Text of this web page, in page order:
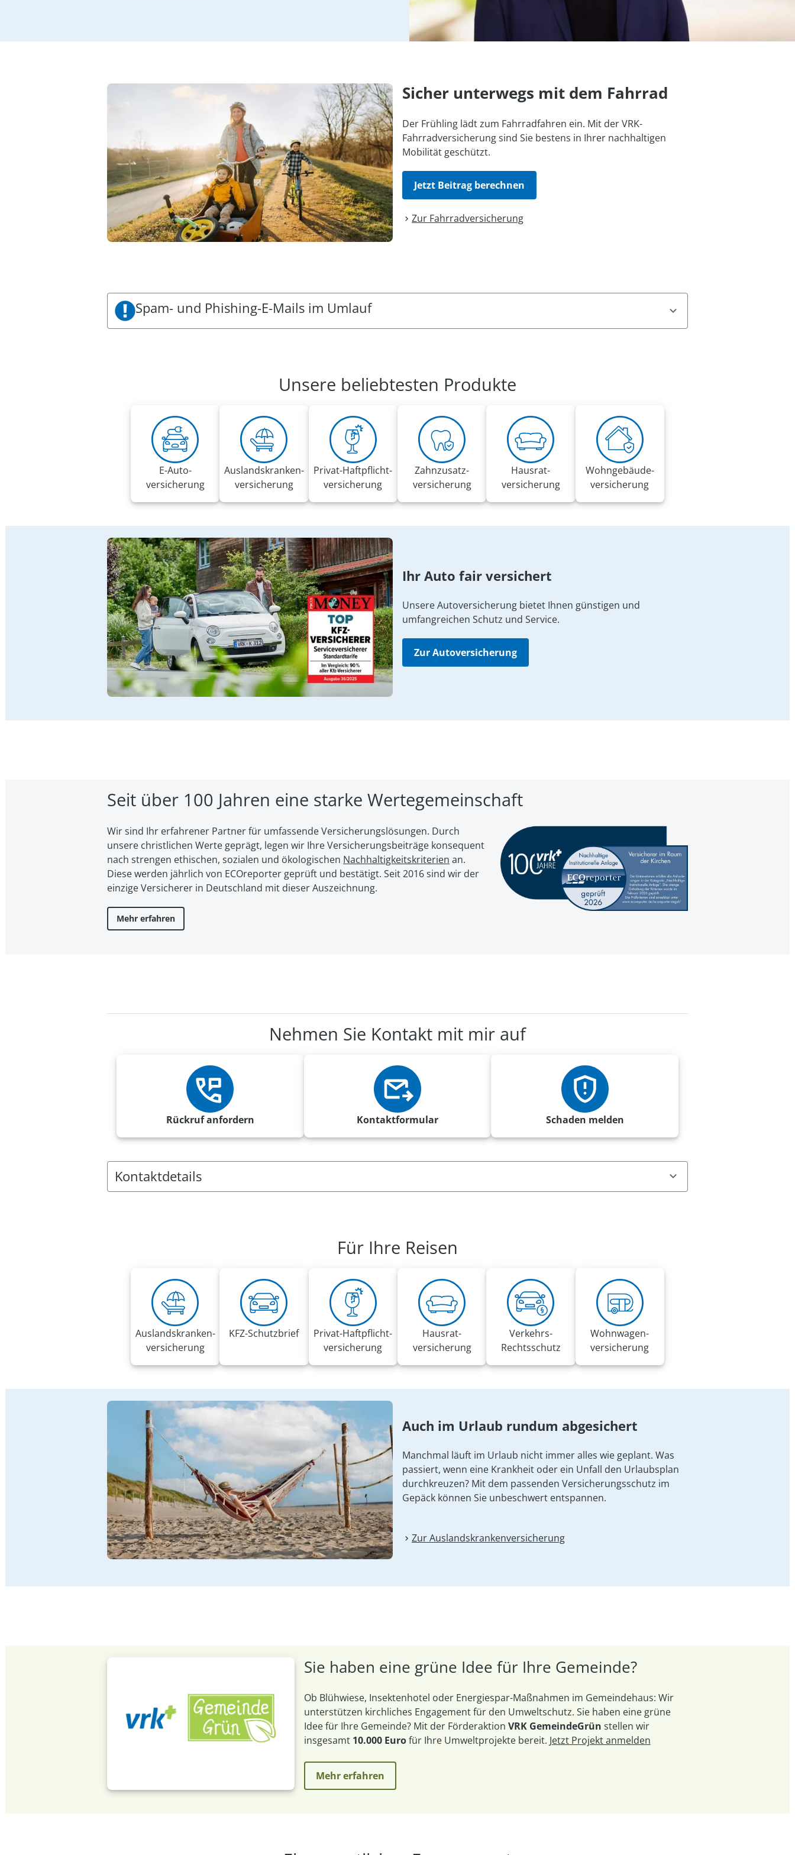
Sicher unterwegs mit dem Fahrrad
Der Frühling lädt zum Fahrradfahren ein. Mit der VRK-
Fahrradversicherung sind Sie bestens in Ihrer nachhaltigen
Mobilität geschützt.
Jetzt Beitrag berechnen
Zur Fahrrad­versicherung
Spam- und Phishing-E-Mails im Umlauf
Es gelten folgende Handlungsempfehlungen:
Klicken Sie keine Links und Anhänge an und geben Sie keinerlei Informationen weiter
Bitte löschen Sie die E-Mail
Nutzen Sie 2-Faktor-Authentifizierung
Bitte beachten Sie in diesem Zusammenhang den Phishing-Radar mit aktuellen Warnungen der Verbraucherzentralen.
Unsere beliebtesten Produkte
E-Auto­
versicherung
Auslandskranken­
versicherung
Privat-Haft­pflicht­
versicherung
Zahnzusatz­
versicherung
Hausrat­
versicherung
Wohngebäude­
versicherung
Ihr Auto fair versichert
Unsere Autoversicherung bietet Ihnen günstigen und
umfangreichen Schutz und Service.
Zur Autoversicherung
Seit über 100 Jahren eine starke Wertegemeinschaft
Wir sind Ihr erfahrener Partner für umfassende Versicherungslösungen. Durch
unsere christ­li­chen Werte geprägt, legen wir Ihre Ver­si­che­rungs­bei­trä­ge kon­se­quent
nach strengen ethischen, sozialen und öko­lo­gi­schen Nach­hal­tig­keits­kri­te­ri­en an.
Diese werden jährlich von ECOreporter geprüft und bestätigt. Seit 2016 sind wir der
einzige Versicherer in Deutschland mit dieser Auszeichnung.
Mehr erfahren
Nehmen Sie Kontakt mit mir auf
Rückruf anfordern Kontaktformular Schaden melden
Kontaktdetails
Mobil
eduard.enbrecht@vrk-ad.de
Für Ihre Reisen
Auslandskranken­
versicherung
KFZ-Schutzbrief
Privat-Haft­pflicht­
versicherung
Hausrat­
versicherung
Verkehrs-
Rechtsschutz
Wohnwagen­
versicherung
Auch im Urlaub rundum abgesichert
Manchmal läuft im Urlaub nicht immer alles wie geplant. Was
passiert, wenn eine Krankheit oder ein Unfall den Urlaubsplan
durchkreuzen? Mit dem passenden Versicherungsschutz im
Gepäck können Sie unbeschwert entspannen.
Zur Auslandskranken­versicherung
Sie haben eine grüne Idee für Ihre Gemeinde?
Ob Blühwiese, Insektenhotel oder Energiespar-Maßnahmen im Gemeindehaus: Wir
unterstützen kirchliches Engagement für den Umweltschutz. Sie haben eine grüne
Idee für Ihre Gemeinde? Mit der Förderaktion VRK GemeindeGrün stellen wir
insgesamt 10.000 Eurofür Ihre Umweltprojekte bereit. Jetzt Projekt anmelden
Mehr erfahren